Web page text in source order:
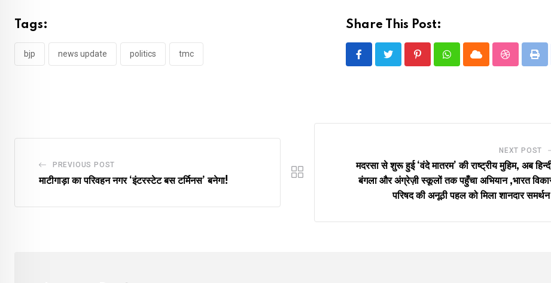
Tags:
bjp news update politics tmc
Share This Post:
PinterestWhatsappCloud Print
PREVIOUS POST
माटीगाड़ा का परिवहन नगर ‘इंटरस्टेट बस टर्मिनस’ बनेगा!
NEXT POST
मदरसा से शुरू हुई ‘वंदे मातरम’ की राष्ट्रीय मुहिम, अब
बंगला और अंग्रेज़ी स्कूलों तक पहुँचा अभियान ,भारत
परिषद की अनूठी पहल को मिला शानदार